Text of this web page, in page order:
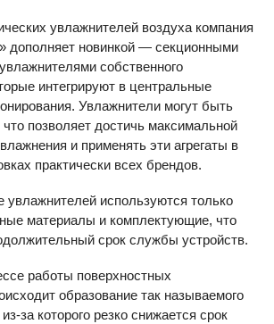
увлажнителей воздуха компания
дополняет новинкой — секционными
собственного
интегрируют в центральные
Увлажнители могут быть
позволяет достичь максимальной
и применять эти агрегаты в
практически всех брендов.
увлажнителей используются только
материалы и комплектующие, что
срок службы устройств.
работы поверхностных
образование так называемого
за которого резко снижается срок